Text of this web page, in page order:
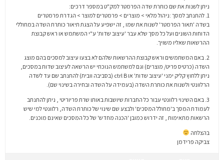
ניתן לשנות את שם כותרת שדה הפרמטר למק"ט במספר דרכים:
1. להתנתב למסך :ניהול מלאי > מוצרים > פרמטרים למוצר > הגדרת פרמטרים
בשדה 'תאור הפרמטר' לשנות את שמו , זה ישפיע על הצגת תיאור כותרת השדה במחוללי
הדוחות השונים ועל כל מסך שלא עבר 'עיצוב שדות' ע"י המשתמש או ראש קבוצת
ההרשאות שאליו משויך.
2. באם המשתמשים וראש קבוצת ההרשאות שלהם לא בצעו עיצוב למסכים בהם מוצג
השדה (כרטיס פריט/ מוצרים) וגם למשתמש הנוכחי יש הרשאה לעיצוב שדות במסכים,
ניתן ללחוץ קליק ימני 'עיצוב שדות' או ctrl B (בסביבה וובית) להתנתב שם עד לשדה
הרלוונטי ולשנות את כותרת השדה (בעמידה על השדה ובחירה בשינוי שם).
3. באם השינוי רלוונטי עבור כל החברות שיושבות באותו שרת פריוריטי , ניתן להתנתב
לעמודת המסך ב'מחולל המסכים' ולבצע שם שינוי של כותרת השדה, רלוונטי למי שיש
הרשאות מתאימות , זה ידרוש כמובן 'הכנה מחדש' של כל המסכים שאינם מוכנים.
בהצלחה
צביקה פרידמן